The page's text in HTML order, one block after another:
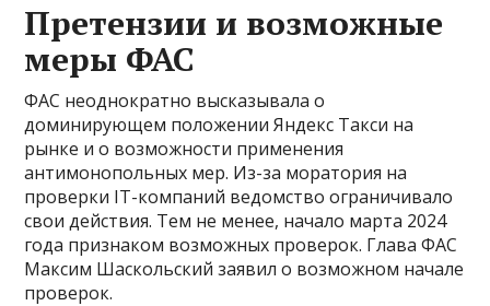
Претензии и возможные
меры ФАС
ФАС неоднократно высказывала о
доминирующем положении Яндекс Такси на
рынке и о возможности применения
антимонопольных мер. Из-за моратория на
проверки IT-компаний ведомство ограничивало
свои действия. Тем не менее, начало марта 2024
года признаком возможных проверок. Глава ФАС
Максим Шаскольский заявил о возможном начале
проверок.